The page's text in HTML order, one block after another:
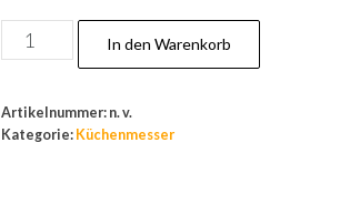
Messerset,Mehrzweckmesser,
Kochmesser,
Messer,Universalmesser,Küchenmesser
In den Warenkorb
Artikelnummer: n. v.
Kategorie: Küchenmesser